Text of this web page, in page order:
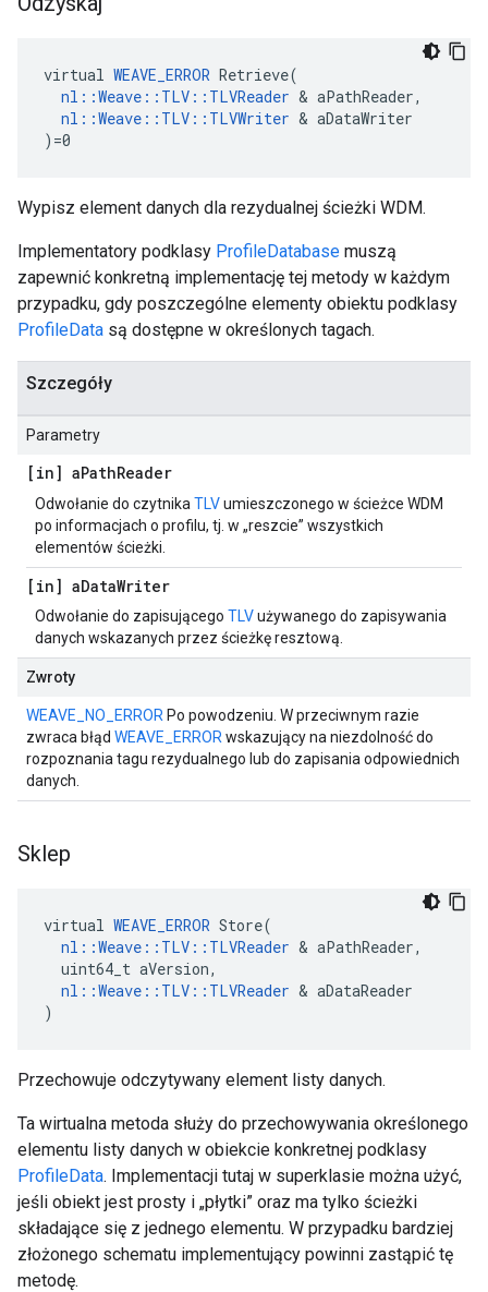
virtual WEAVE_ERROR Retrieve(
nl::Weave::TLV::TLVReader & aPathReader,
nl::Weave::TLV::TLVWriter & aDataWriter
)=0
Wypisz element danych dla rezydualnej ścieżki WDM.
Implementatory podklasy ProfileDatabase muszą
zapewnić konkretną implementację tej metody w każdym
przypadku, gdy poszczególne elementy obiektu podklasy
ProfileData są dostępne w określonych tagach.
Szczegóły
Parametry
[in] aPathReader
Odwołanie do czytnika TLVumieszczonego w ścieżce WDM
po informacjach o profilu, tj. w „reszcie” wszystkich
elementów ścieżki.
[in] aDataWriter
Odwołanie do zapisującego TLVużywanego do zapisywania
danych wskazanych przez ścieżkę resztową.
Zwroty
WEAVE_NO_ERROR Po powodzeniu. W przeciwnym razie
zwraca błąd WEAVE_ERROR wskazujący na niezdolność do
rozpoznania tagu rezydualnego lub do zapisania odpowiednich
danych.
Sklep
virtual WEAVE_ERROR Store(
nl::Weave::TLV::TLVReader & aPathReader,
  uint64_t aVersion,
nl::Weave::TLV::TLVReader & aDataReader
)
Przechowuje odczytywany element listy danych.
Ta wirtualna metoda służy do przechowywania określonego
elementu listy danych w obiekcie konkretnej podklasy
ProfileData. Implementacji tutaj w superklasie można użyć,
jeśli obiekt jest prosty i „płytki” oraz ma tylko ścieżki
składające się z jednego elementu. W przypadku bardziej
złożonego schematu implementujący powinni zastąpić tę
metodę.